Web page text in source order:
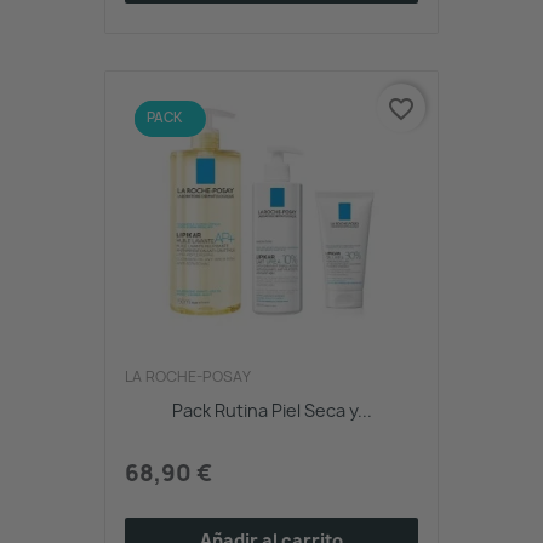
LA ROCHE-POSAY
Pack Rutina Piel Seca y...
68,90 €
NUEVO
PACK favorite_border